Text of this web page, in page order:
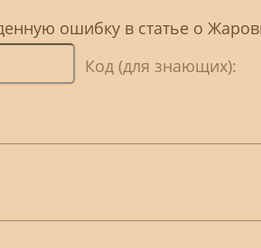
ошибку в статье о
Код (для знающих):